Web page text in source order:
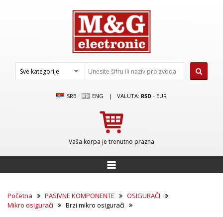
SRB ENG | VALUTA: RSD - EUR
Vaša korpa je trenutno prazna
Početna PASIVNE KOMPONENTE
OSIGURAČI
Mikro osigurači
Brzi mikro osigurači